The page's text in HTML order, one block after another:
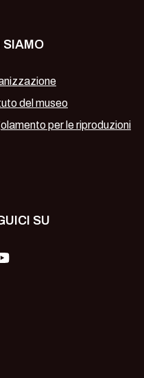
SIAMO
del museo
per le riproduzioni
SU